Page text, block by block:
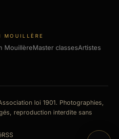
MOUILLÈRE
MouillèreMaster classesArtistes
loi 1901. Photographies,
reproduction interdite sans
RSS